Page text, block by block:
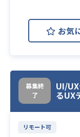
業務内容
お気
募集終
了
UI/
るUX
リモート可